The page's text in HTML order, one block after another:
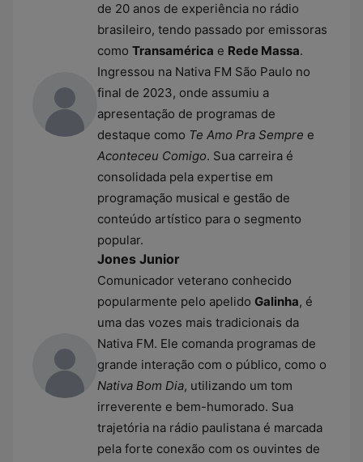
de 20 anos de experiência no rádio
brasileiro, tendo passado por emissoras
como Transamérica e Rede Massa.
Ingressou na Nativa FM São Paulo no
final de 2023, onde assumiu a
apresentação de programas de
destaque como Te Amo Pra Sempre e
Aconteceu Comigo. Sua carreira é
consolidada pela expertise em
programação musical e gestão de
conteúdo artístico para o segmento
popular.
Jones Junior
Comunicador veterano conhecido
popularmente pelo apelido Galinha, é
uma das vozes mais tradicionais da
Nativa FM. Ele comanda programas de
grande interação com o público, como o
Nativa Bom Dia, utilizando um tom
irreverente e bem-humorado. Sua
trajetória na rádio paulistana é marcada
pela forte conexão com os ouvintes de